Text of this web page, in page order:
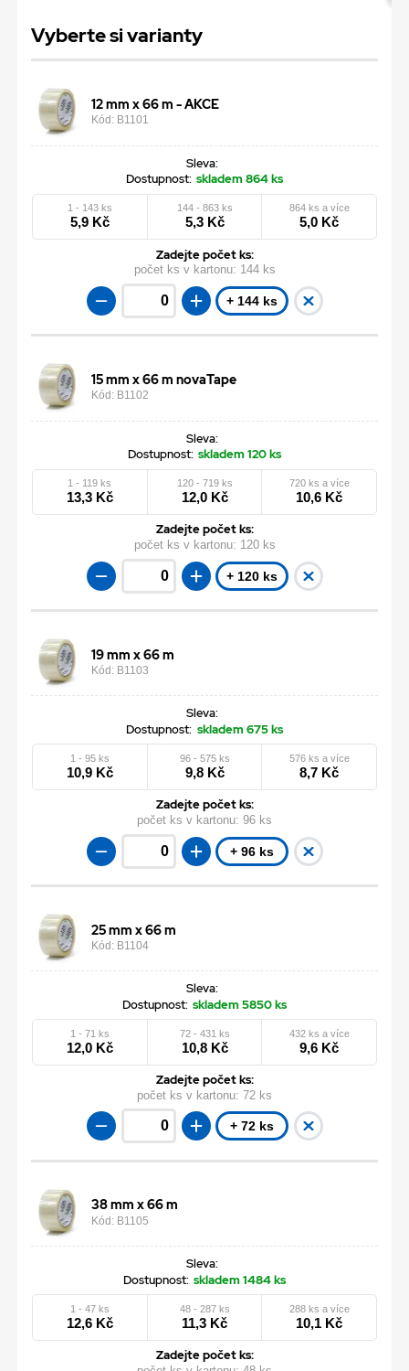
Vyberte si varianty
12 mm x 66 m - AKCE
Kód: B1101
Sleva:
Dostupnost: skladem 864 ks
1 - 143 ks
5,9 Kč
144 - 863 ks
5,3 Kč
864 ks a více
5,0 Kč
Zadejte počet ks:
počet ks v kartonu: 144 ks
+ 144 ks
15 mm x 66 m novaTape
Kód: B1102
Sleva:
Dostupnost: skladem 120 ks
1 - 119 ks
13,3 Kč
120 - 719 ks
12,0 Kč
720 ks a více
10,6 Kč
Zadejte počet ks:
počet ks v kartonu: 120 ks
+ 120 ks
19 mm x 66 m
Kód: B1103
Sleva:
Dostupnost: skladem 675 ks
1 - 95 ks
10,9 Kč
96 - 575 ks
9,8 Kč
576 ks a více
8,7 Kč
Zadejte počet ks:
počet ks v kartonu: 96 ks
+ 96 ks
25 mm x 66 m
Kód: B1104
Sleva:
Dostupnost: skladem 5850 ks
1 - 71 ks
12,0 Kč
72 - 431 ks
10,8 Kč
432 ks a více
9,6 Kč
Zadejte počet ks:
počet ks v kartonu: 72 ks
+ 72 ks
38 mm x 66 m
Kód: B1105
Sleva:
Dostupnost: skladem 1484 ks
1 - 47 ks
12,6 Kč
48 - 287 ks
11,3 Kč
288 ks a více
10,1 Kč
Zadejte počet ks: